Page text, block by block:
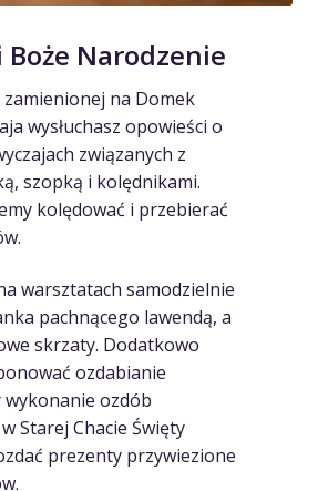
Boże Narodzenie
zamienionej na Domek
wysłuchasz opowieści o
związanych z
szopką i kolędnikami.
kolędować i przebierać
warsztatach samodzielnie
pachnącego lawendą, a
skrzaty. Dodatkowo
ozdabianie
wykonanie ozdób
Starej Chacie Święty
prezenty przywiezione